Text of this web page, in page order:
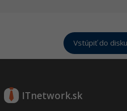
Vstúpiť do
ITnetwork.sk